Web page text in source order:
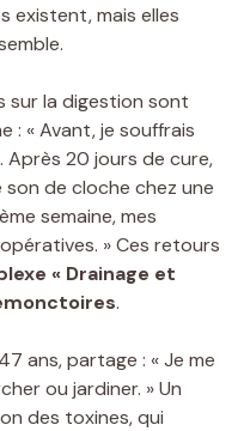
existent, mais elles
sur la digestion sont
: « Avant, je souffrais
20 jours de cure,
son de cloche chez une
semaine, mes
» Ces retours
« Drainage et
.
ans, partage : « Je me
ou jardiner. » Un
des toxines, qui